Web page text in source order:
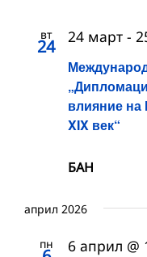
вт
24
влияние на
XIX век“
24 март -
БАН
април 2026
пн 6 април @